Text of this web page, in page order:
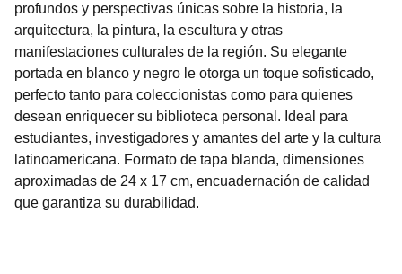
profundos y perspectivas únicas sobre la historia, la
arquitectura, la pintura, la escultura y otras
manifestaciones culturales de la región. Su elegante
portada en blanco y negro le otorga un toque sofisticado,
perfecto tanto para coleccionistas como para quienes
desean enriquecer su biblioteca personal. Ideal para
estudiantes, investigadores y amantes del arte y la cultura
latinoamericana. Formato de tapa blanda, dimensiones
aproximadas de 24 x 17 cm, encuadernación de calidad
que garantiza su durabilidad.